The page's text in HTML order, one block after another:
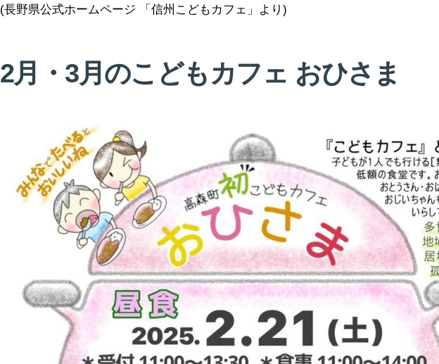
(長野県公式ホームページ 「信州こどもカフェ」より)
2月・3月のこどもカフェ おひさま